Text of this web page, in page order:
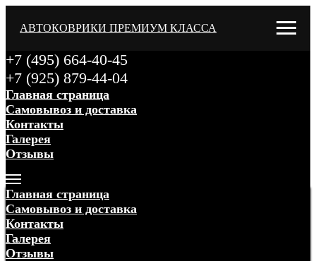
АВТОКОВРИКИ ПРЕМИУМ КЛАССА
+7 (495) 664-40-45
+7 (925) 879-44-04
Главная страница
Самовывоз и доставка
Контакты
Галерея
Отзывы
Главная страница
Самовывоз и доставка
Контакты
Галерея
Отзывы